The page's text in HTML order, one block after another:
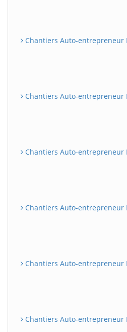
Chantiers Auto-entrepreneur
Chantiers Auto-entrepreneur
Chantiers Auto-entrepreneur
Chantiers Auto-entrepreneur
Chantiers Auto-entrepreneur
Chantiers Auto-entrepreneur